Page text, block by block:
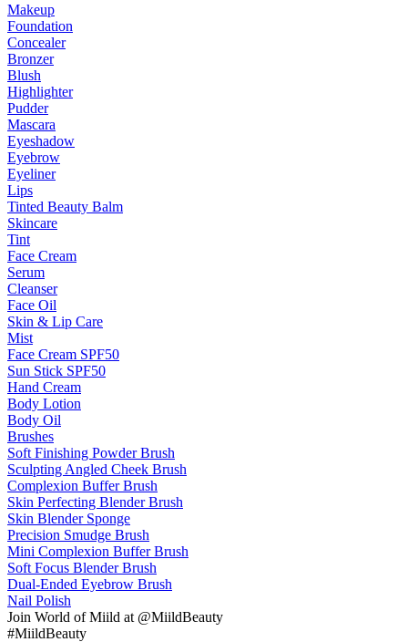
Makeup
Foundation
Concealer
Bronzer
Blush
Highlighter
Pudder
Mascara
Eyeshadow
Eyebrow
Eyeliner
Lips
Tinted Beauty Balm
Skincare
Tint
Face Cream
Serum
Cleanser
Face Oil
Skin & Lip Care
Mist
Face Cream SPF50
Sun Stick SPF50
Hand Cream
Body Lotion
Body Oil
Brushes
Soft Finishing Powder Brush
Sculpting Angled Cheek Brush
Complexion Buffer Brush
Skin Perfecting Blender Brush
Skin Blender Sponge
Precision Smudge Brush
Mini Complexion Buffer Brush
Soft Focus Blender Brush
Dual-Ended Eyebrow Brush
Nail Polish
Join World of Miild at @MiildBeauty
#MiildBeauty